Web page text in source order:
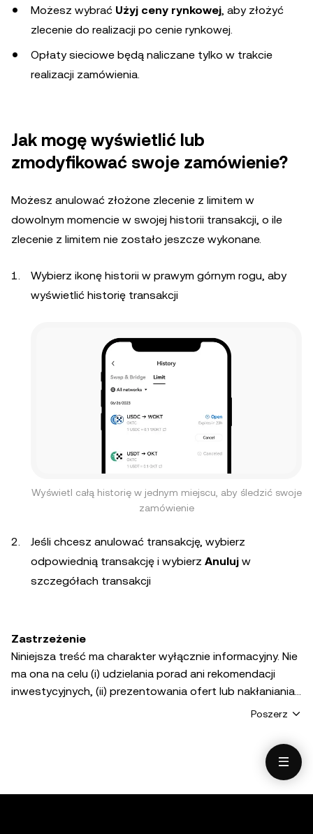
Możesz wybrać Użyj ceny rynkowej, aby złożyć
zlecenie do realizacji po cenie rynkowej.
Opłaty sieciowe będą naliczane tylko w trakcie
realizacji zamówienia.
Jak mogę wyświetlić lub
zmodyfikować swoje zamówienie?
Możesz anulować złożone zlecenie z limitem w
dowolnym momencie w swojej historii transakcji, o ile
zlecenie z limitem nie zostało jeszcze wykonane.
Wybierz ikonę historii w prawym górnym rogu, aby
wyświetlić historię transakcji
Wyświetl całą historię w jednym miejscu, aby śledzić swoje
zamówienie
Jeśli chcesz anulować transakcję, wybierz
odpowiednią transakcję i wybierz Anuluj w
szczegółach transakcji
Zastrzeżenie
Niniejsza treść ma charakter wyłącznie informacyjny. Nie
ma ona na celu (i) udzielania porad ani rekomendacji
inwestycyjnych, (ii) prezentowania ofert lub nakłaniania
do kupna, sprzedaży lub przechowywania aktywów
prawnych lub podatkowych. Aktywa cyfrowe, w tym
stablecoiny i NFT, podlegają zmienności rynkowej, wiążą
wartości. Skonsultuj się ze swoim specjalistą ds.
Poszerz